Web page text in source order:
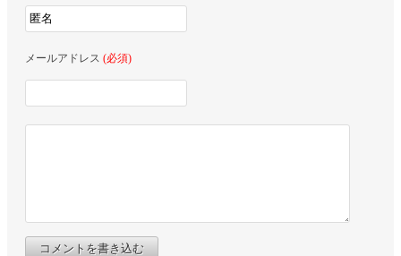
メールアドレス (必須)
コメントを書き込む